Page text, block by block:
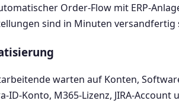
Order-Flow mit ERP-
sind in Minuten versandfertig
warten auf Konten,
ID-Konto, M365-Lizenz, JIRA-